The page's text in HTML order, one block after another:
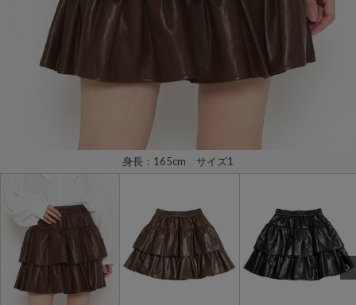
身長：165cm サイズ1